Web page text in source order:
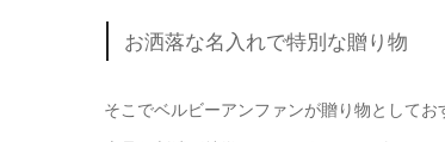
お洒落な名入れで特別な贈り物
そこでベルビーアンファンが贈り物としてお